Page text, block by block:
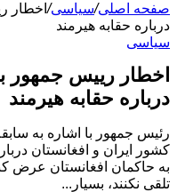
صفحه اصلی/سیاسی/اخطار
درباره حقابه هیرمند
سیاسی
اخطار رییس جمهور
درباره حقابه هیرمند
رئیس جمهور با اشاره به
کشور ایران و افغانستان
به حاکمان افغانستان عرض
تلقی نکنند، بسیار...